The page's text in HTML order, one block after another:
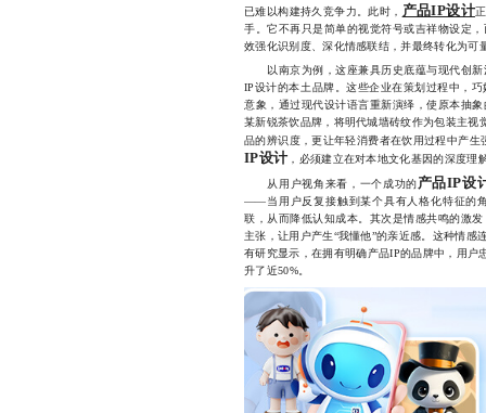
已难以构建持久竞争力。此时，
产品IP设计
手。它不再只是简单的视觉符号或吉祥物设定
效强化识别度、深化情感联结，并最终转化为可
以南京为例，这座兼具历史底蕴与现代创新
IP设计的本土品牌。这些企业在策划过程中，
意象，通过现代设计语言重新演绎，使原本抽
某新锐茶饮品牌，将明代城墙砖纹作为包装主视
品的辨识度，更让年轻消费者在饮用过程中产
IP设计 ，必须建立在对本地文化基因的深度理
从用户视角来看，一个成功的产品IP设
——当用户反复接触到某个具有人格化特征的
联，从而降低认知成本。其次是情感共鸣的激
主张，让用户产生“我懂他”的亲近感。这种情
有研究显示，在拥有明确产品IP的品牌中，用户
升了近50%。